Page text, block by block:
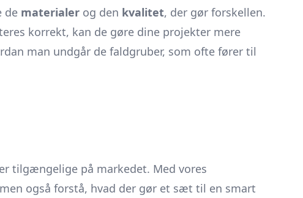
de materialer og den kvalitet, der gør forskellen.
korrekt, kan de gøre dine projekter mere
man undgår de faldgruber, som ofte fører til
tilgængelige på markedet. Med vores
også forstå, hvad der gør et sæt til en smart